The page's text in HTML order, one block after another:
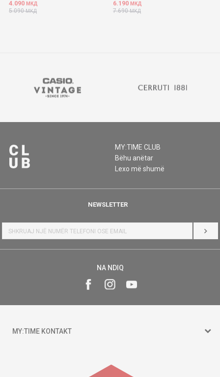
4.090 МКД
5.090МКД
6.190 МКД
7.690МКД
MY:TIME CLUB
Bëhu anëtar
Lexo më shumë
NEWSLETTER
HYR
NA NDIQ
MY:TIME KONTAKT
Goce Nikolovski 74 Shkup